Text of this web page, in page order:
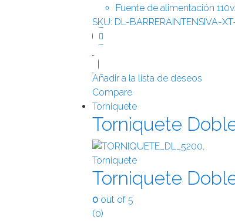
Fuente de alimentación 110v.
SKU: DL-BARRERAINTENSIVA-
Añadir a la lista de deseos
Compare
Torniquete
Torniquete
Torniquete
Torniquete
0 out of 5
(0)